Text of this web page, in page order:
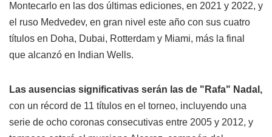
Montecarlo en las dos últimas ediciones, en 2021 y 2022, y
el ruso Medvedev, en gran nivel este año con sus cuatro
títulos en Doha, Dubai, Rotterdam y Miami, más la final
que alcanzó en Indian Wells.
Las ausencias significativas serán las de "Rafa" Nadal,
con un récord de 11 títulos en el torneo, incluyendo una
serie de ocho coronas consecutivas entre 2005 y 2012, y